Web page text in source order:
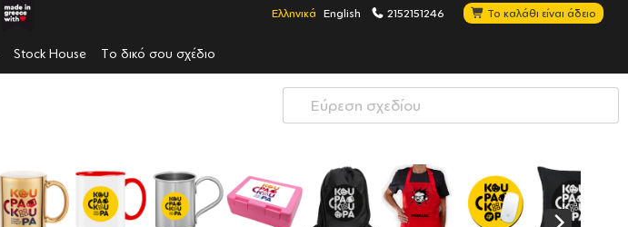
Ελληνικά English 2152151246 Το καλάθι είναι άδειο
Stock House Το δικό σου σχέδιο